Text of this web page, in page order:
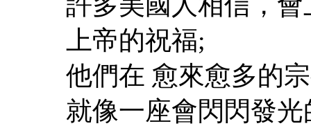
上帝的祝福;
他們在 愈來愈多的
就像一座會閃閃發